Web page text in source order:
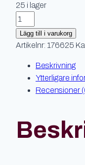
25 i lager
Espressomugg
mängd
Lägg till i varukorg
Artikelnr: 176625
Beskrivning
Ytterligare
Recensioner